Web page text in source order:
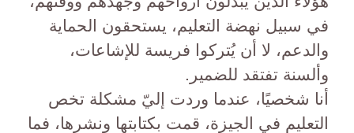
في سبيل نهضة التعليم، يستحقون الحماية
والدعم، لا أن يُتركوا فريسة للإشاعات،
وألسنة تفتقد للضمير.
أنا شخصيًا، عندما وردت إليّ مشكلة تخص
التعليم في الجيزة، قمت بكتابتها ونشرها، فما